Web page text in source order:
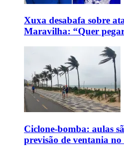
Xuxa desabafa sobre
Maravilha: “Quer
Ciclone-bomba: aulas
previsão de ventania no